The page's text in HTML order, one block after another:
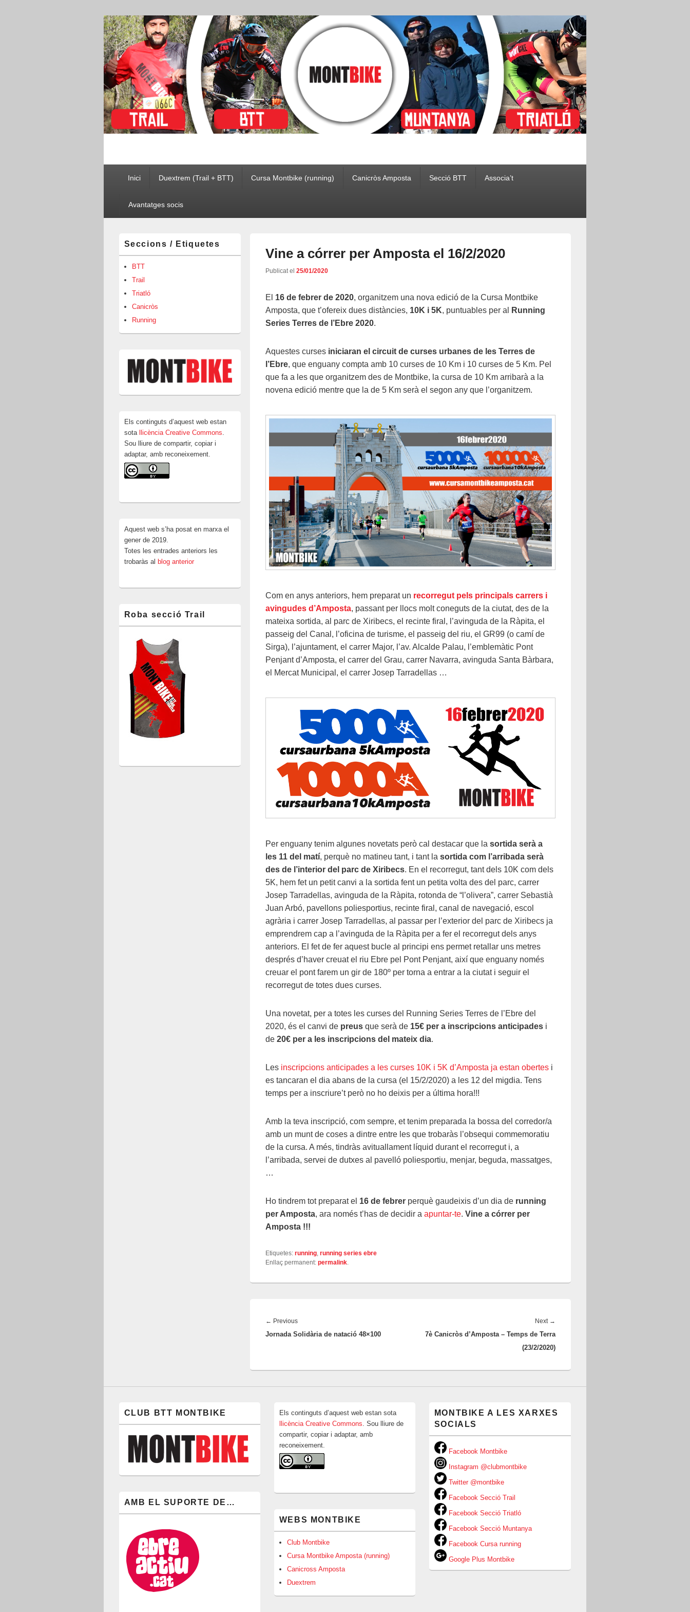
Montbike
principalInici Duextrem (Trail + BTT) Cursa Montbike (running) Canicròs Amposta Secció BTT Associa’t
Avantatges socis
Vine a córrer per Amposta el 16/2/2020
Publicat el25/01/2020
El 16 de febrer de 2020, organitzem una nova edició de la Cursa Montbike
Amposta, que t’ofereix dues distàncies, 10K i 5K, puntuables per al
Running
Series Terres de l’Ebre 2020.
Aquestes curses iniciaran el circuit de curses urbanes de les Terres de
l’Ebre, que enguany compta amb 10 curses de 10 Km i 10 curses de 5 Km. Pel
que fa a les que organitzem des de Montbike, la cursa de 10 Km arribarà a la
novena edició mentre que la de 5 Km serà el segon any que l’organitzem.
Com en anys anteriors, hem preparat un recorregut pels principals carrers i
avingudes d’Amposta, passant per llocs molt coneguts de la ciutat, des de la
mateixa sortida, al parc de Xiribecs, el recinte firal, l’avinguda de la Ràpita, el
passeig del Canal, l’oficina de turisme, el passeig del riu, el GR99 (o camí de
Sirga), l’ajuntament, el carrer Major, l’av. Alcalde Palau, l’emblemàtic Pont
Penjant d’Amposta, el carrer del Grau, carrer Navarra, avinguda Santa Bàrbara,
el Mercat Municipal, el carrer Josep Tarradellas …
Per enguany tenim algunes novetats però cal destacar que lasortida serà a
les 11 del matí, perquè no matineu tant, i tant lasortida com l’arribada serà
des de l’interior del parc de Xiribecs. En el recorregut, tant dels 10K com dels
5K, hem fet un petit canvi a la sortida fent un petita volta des del parc, carrer
Josep Tarradellas, avinguda de la Ràpita, rotonda de “l’olivera”, carrer Sebastià
Juan Arbó, pavellons poliesportius, recinte firal, canal de navegació, escol
agrària i carrer Josep Tarradellas, al passar per l’exterior del parc de Xiribecs ja
emprendrem cap a l’avinguda de la Ràpita per a fer el recorregut dels anys
anteriors. El fet de fer aquest bucle al principi ens permet retallar uns metres
després d’haver creuat el riu Ebre pel Pont Penjant, així que enguany només
creuar el pont farem un gir de 180º per torna a entrar a la ciutat i seguir el
recorregut de totes dues curses.
Una novetat, per a totes les curses del Running Series Terres de l’Ebre del
2020, és el canvi de preus que serà de 15€ per a inscripcions anticipades i
de20€ per a les inscripcions del mateix dia.
Les inscripcions anticipades a les curses 10K i 5K d’Amposta ja estan obertes i
es tancaran el dia abans de la cursa (el 15/2/2020) a les 12 del migdia. Tens
temps per a inscriure’t però no ho deixis per a última hora!!!
Amb la teva inscripció, com sempre, et tenim preparada la bossa del corredor/a
amb un munt de coses a dintre entre les que trobaràs l’obsequi commemoratiu
de la cursa. A més, tindràs avituallament líquid durant el recorregut i, a
l’arribada, servei de dutxes al pavelló poliesportiu, menjar, beguda, massatges,
…
Ho tindrem tot preparat el 16 de febrer perquè gaudeixis d’un dia de running
per Amposta, ara només t’has de decidir aapuntar-te.Vine a córrer per
Amposta !!!
Etiquetes:running,running series ebre
Enllaç permanent:permalink.
d'entrades
← Previous
post:
Jornada Solidària de natació 48×100
Next →
post:
7è Canicròs d’Amposta – Temps de Terra
(23/2/2020)
lateral
principal
Seccions / Etiquetes
BTT
Trail
Triatló
Canicròs
Running
Els continguts d’aquest web estan
sota llicència Creative Commons.
Sou lliure de compartir, copiar i
adaptar, amb reconeixement.
Aquest web s’ha posat en marxa el
gener de 2019.
Totes les entrades anteriors les
trobaràs al blog anterior
Roba secció Trail
CLUB BTT MONTBIKE
AMB EL SUPORTE DE…
Els continguts d’aquest web estan sota
llicència Creative Commons. Sou lliure de
compartir, copiar i adaptar, amb
reconeixement.
WEBS MONTBIKE
Club Montbike
Cursa Montbike Amposta (running)
Canicross Amposta
Duextrem
MONTBIKE A LES XARXES
SOCIALS
Facebook Montbike
Instagram @clubmontbike
Twitter @montbike
Facebook Secció Trail
Facebook Secció Triatló
Facebook Secció Muntanya
Facebook Cursa running
Google Plus Montbike